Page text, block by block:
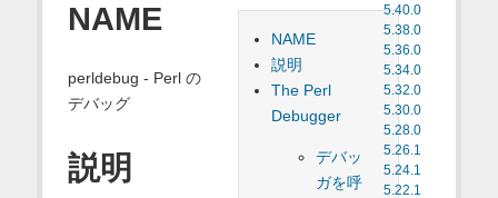
5.40.0
5.38.0
5.36.0
5.34.0
5.32.0
5.30.0
5.28.0
5.26.1
5.24.1
5.22.1
NAME
説明
The Perl
Debugger
デバッ
ガを呼
NAME
perldebug - Perl の
デバッグ
説明